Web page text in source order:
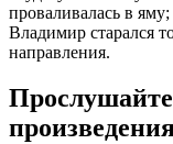
проваливалась в
Владимир старался
направления.